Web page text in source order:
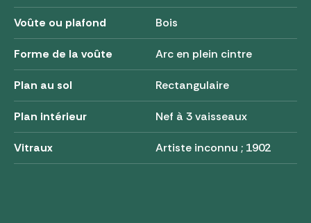
Voûte ou plafond Bois
Forme de la voûte Arc en plein cintre
Plan au sol Rectangulaire
Plan intérieur Nef à 3 vaisseaux
Vitraux Artiste inconnu ; 1902